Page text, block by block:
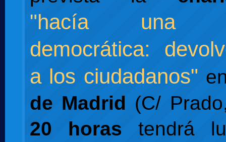
"hacía una
democrática:
a los ciudadanos"
de Madrid (C/
20 horas tendrá